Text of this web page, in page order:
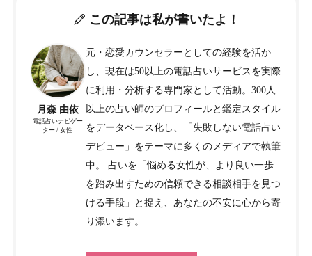
この記事は私が書いたよ！
月森 由依
電話占いナビゲー
ター / 女性
元・恋愛カウンセラーとしての経験を活か
し、現在は50以上の電話占いサービスを実際
に利用・分析する専門家として活動。300人
以上の占い師のプロフィールと鑑定スタイル
をデータベース化し、「失敗しない電話占い
デビュー」をテーマに多くのメディアで執筆
中。 占いを「悩める女性が、より良い一歩
を踏み出すための信頼できる相談相手を見つ
ける手段」と捉え、あなたの不安に心から寄
り添います。